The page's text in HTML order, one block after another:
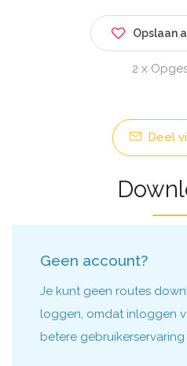
Opslaan
2 x
Deel
Geen account?
Je kunt geen routes
loggen, omdat inloggen
betere gebruikerservaring